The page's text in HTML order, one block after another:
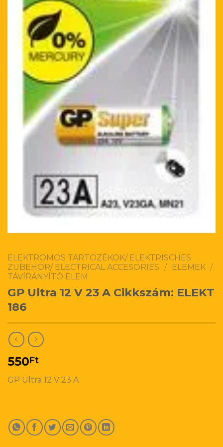
ELEKTROMOS TARTOZÉKOK/ ELEKTRISCHES
ZUBEHÖR/ ELECTRICAL ACCESORIES / ELEMEK /
TÁVÍRÁNYÍTÓ ELEM
GP Ultra 12 V 23 A Cikkszám: ELEKT
186
550Ft
GP Ultra 12 V 23 A